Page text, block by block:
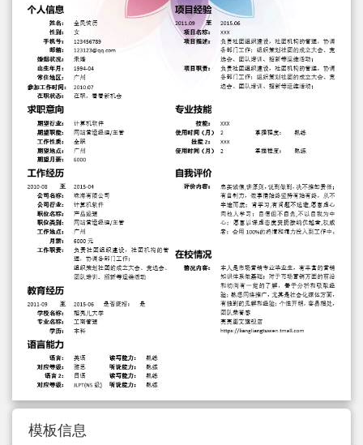
AI 诊断简历
AI 模拟面试
面试自我介绍
AI 职场工具 New
简历模板
简历教程
登录 / 注册
模板信息